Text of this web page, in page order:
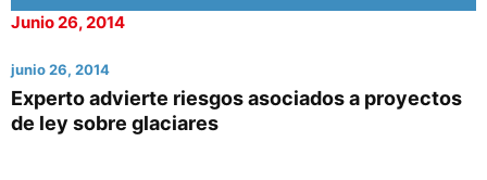
Junio 26, 2014
junio 26, 2014
Experto advierte riesgos asociados a proyectos
de ley sobre glaciares